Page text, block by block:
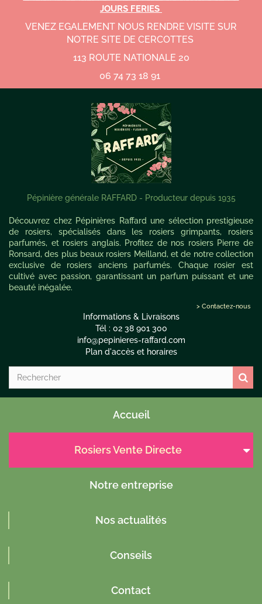
JOURS FERIES
VENEZ EGALEMENT NOUS RENDRE VISITE SUR
NOTRE SITE DE CERCOTTES
113 ROUTE NATIONALE 20
06 74 73 18 91
Pépinière générale RAFFARD - Producteur depuis 1935
Découvrez chez Pépinières Raffard une sélection prestigieuse
de rosiers, spécialisés dans les rosiers grimpants, rosiers
parfumés, et rosiers anglais. Profitez de nos rosiers Pierre de
Ronsard, des plus beaux rosiers Meilland, et de notre collection
exclusive de rosiers anciens parfumés. Chaque rosier est
cultivé avec passion, garantissant un parfum puissant et une
beauté inégalée.
> Contactez-nous
Informations & Livraisons
Tél : 02 38 901 300
info@pepinieres-raffard.com
Plan d'accès et horaires
Accueil
Rosiers Vente Directe
Notre entreprise
Nos actualités
Conseils
Contact